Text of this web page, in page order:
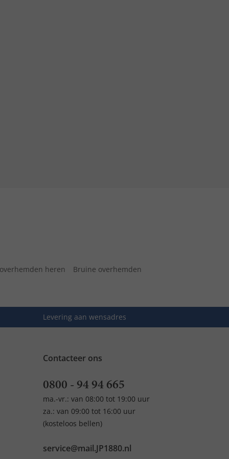
heren Bruine overhemden
Levering aan wensadres
Contacteer ons
0800 - 94 94 665
ma.-vr.: van 08:00 tot 19:00 uur
za.: van 09:00 tot 16:00 uur
(kosteloos bellen)
service@mail.JP1880.nl